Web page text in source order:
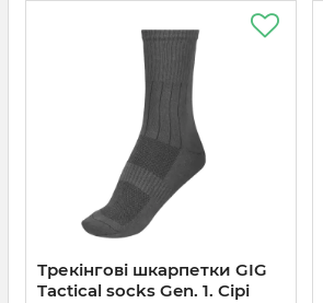
Трекінгові шкарпетки GIG
Tactical socks Gen. 1. Сірі